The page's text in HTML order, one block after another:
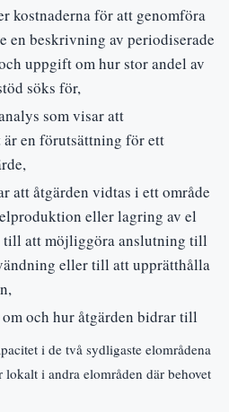
kostnaderna för att genomföra
en beskrivning av periodiserade
uppgift om hur stor andel av
söks för,
som visar att
är en förutsättning för ett
att åtgärden vidtas i ett område
eller lagring av el
till att möjliggöra anslutning till
eller till att upprätthålla
och hur åtgärden bidrar till
i de två sydligaste elområdena
i andra elområden där behovet